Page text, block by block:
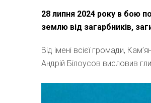
28 липня 2024 року в бою
землю від загарбників,
Від імені всієї громади,
Андрій Білоусов висловив